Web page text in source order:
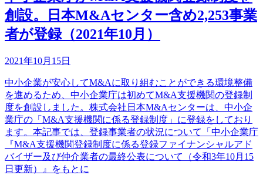
創設。日本M&Aセンター含め2,253事業
者が登録（2021年10月）
2021年10月15日
中小企業が安心してM&Aに取り組むことができる環境整備
を進めるため、中小企業庁は初めてM&A支援機関の登録制
度を創設しました。株式会社日本M&Aセンターは、中小企
業庁の「M&A支援機関に係る登録制度」に登録をしており
ます。本記事では、登録事業者の状況について「中小企業庁
『M&A支援機関登録制度に係る登録ファイナンシャルアド
バイザー及び仲介業者の最終公表について（令和3年10月15
日更新）』をもとに